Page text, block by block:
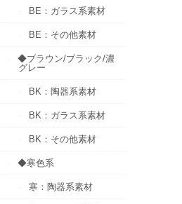
BE：ガラス系素材
BE：その他素材
◆ブラウン/ブラック/濃
グレー
BK：陶器系素材
BK：ガラス系素材
BK：その他素材
◆寒色系
寒：陶器系素材